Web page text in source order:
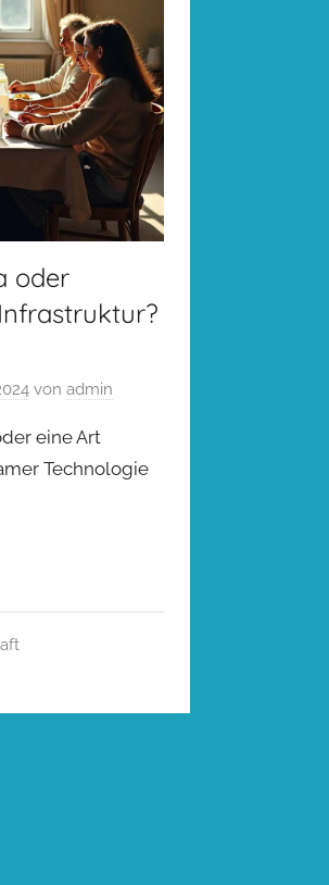
oder
von admin
eine Art
Technologie